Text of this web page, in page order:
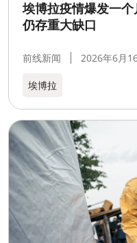
埃博拉疫情爆发一
仍存重大缺口
前线新闻 2026年6月
埃博拉